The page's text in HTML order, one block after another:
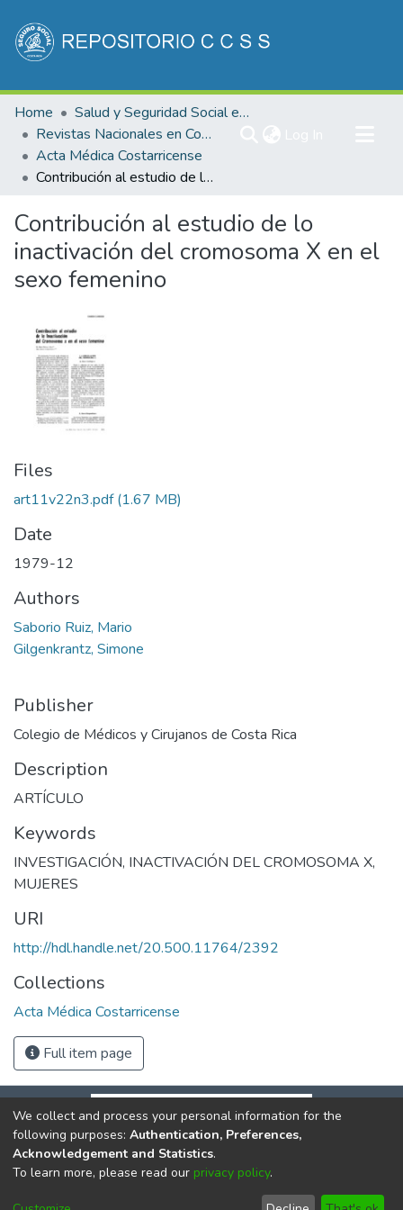
Communities & Collections
All of DSpace
Statistics
Home
Salud y Seguridad Social en Costa Rica
Revistas Nacionales en Costa Rica
Acta Médica Costarricense
Contribución al estudio de lo inactivación del cromosoma X en el sexo femenino
Contribución al estudio de lo
inactivación del cromosoma X en el
sexo femenino
Files
art11v22n3.pdf(1.67 MB)
Date
1979-12
Authors
Saborio Ruiz, Mario
Gilgenkrantz, Simone
Publisher
Colegio de Médicos y Cirujanos de Costa Rica
Description
ARTÍCULO
Keywords
INVESTIGACIÓN, INACTIVACIÓN DEL CROMOSOMA X,
MUJERES
URI
http://hdl.handle.net/20.500.11764/2392
Collections
Acta Médica Costarricense
Full item page
DSpace softwarecopyright © 2002-2026
Cookie End User Send
We collect and process your personal information for the
following purposes: Authentication, Preferences,
Acknowledgement and Statistics.
To learn more, please read our privacy policy.